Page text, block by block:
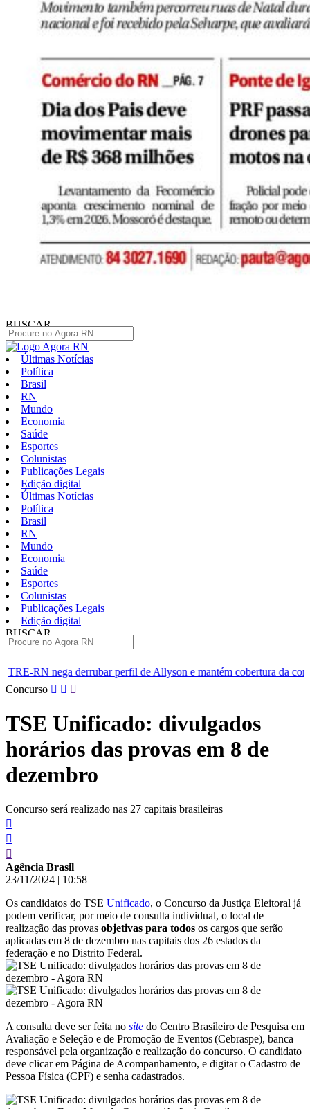
BUSCAR
Últimas Notícias
Política
Brasil
RN
Mundo
Economia
Saúde
Esportes
Colunistas
Publicações Legais
Edição digital
Últimas Notícias
Política
Brasil
RN
Mundo
Economia
Saúde
Esportes
Colunistas
Publicações Legais
Edição digital
BUSCAR
perfil de Allyson e mantém cobertura da convenção
Dupla
Pular
conteúdo
Concurso
TSE Unificado: divulgados
horários das provas em 8 de
dezembro
Concurso será realizado nas 27 capitais brasileiras
Agência Brasil
23/11/2024 | 10:58
Os candidatos do TSE Unificado, o Concurso da Justiça Eleitoral já
podem verificar, por meio de consulta individual, o local de
realização das provas objetivas para todos os cargos que serão
aplicadas em 8 de dezembro nas capitais dos 26 estados da
federação e no Distrito Federal.
A consulta deve ser feita no site do Centro Brasileiro de Pesquisa em
Avaliação e Seleção e de Promoção de Eventos (Cebraspe), banca
responsável pela organização e realização do concurso. O candidato
deve clicar em Página de Acompanhamento, e digitar o Cadastro de
Pessoa Física (CPF) e senha cadastrados.